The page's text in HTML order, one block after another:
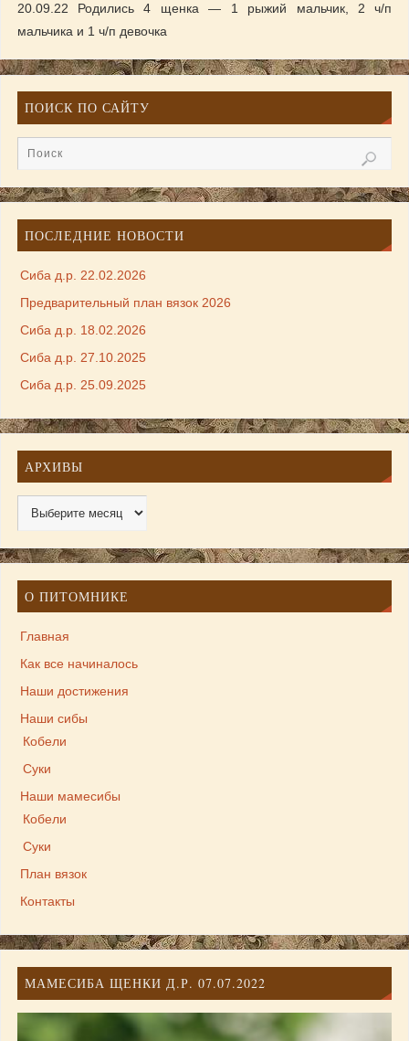
20.09.22 Родились 4 щенка — 1 рыжий мальчик, 2 ч/п
мальчика и 1 ч/п девочка
ПОИСК ПО САЙТУ
ПОСЛЕДНИЕ НОВОСТИ
Сиба д.р. 22.02.2026
Предварительный план вязок 2026
Сиба д.р. 18.02.2026
Сиба д.р. 27.10.2025
Сиба д.р. 25.09.2025
АРХИВЫ
О ПИТОМНИКЕ
Главная
Как все начиналось
Наши достижения
Наши сибы
Кобели
Суки
Наши мамесибы
Кобели
Суки
План вязок
Контакты
МАМЕСИБА ЩЕНКИ Д.Р. 07.07.2022